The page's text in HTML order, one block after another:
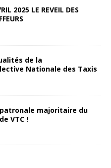
2025 LE REVEIL DES
de la
Nationale des Taxis
patronale majoritaire du
VTC !